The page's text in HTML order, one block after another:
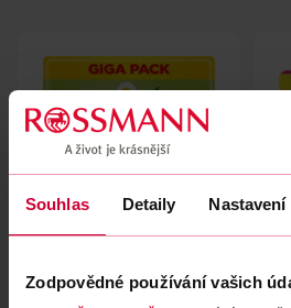
Souhlas Detaily Nastavení
Zodpovědné používání vašich
Light 100 ks